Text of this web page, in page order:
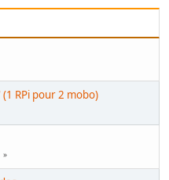
RPi pour 2 mobo)